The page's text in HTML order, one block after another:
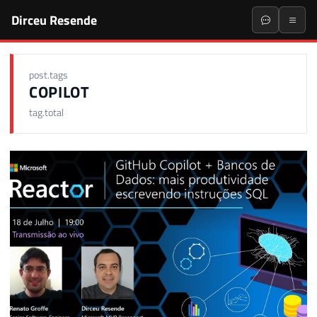
Dirceu Resende
post.tags
COPILOT
tag.total